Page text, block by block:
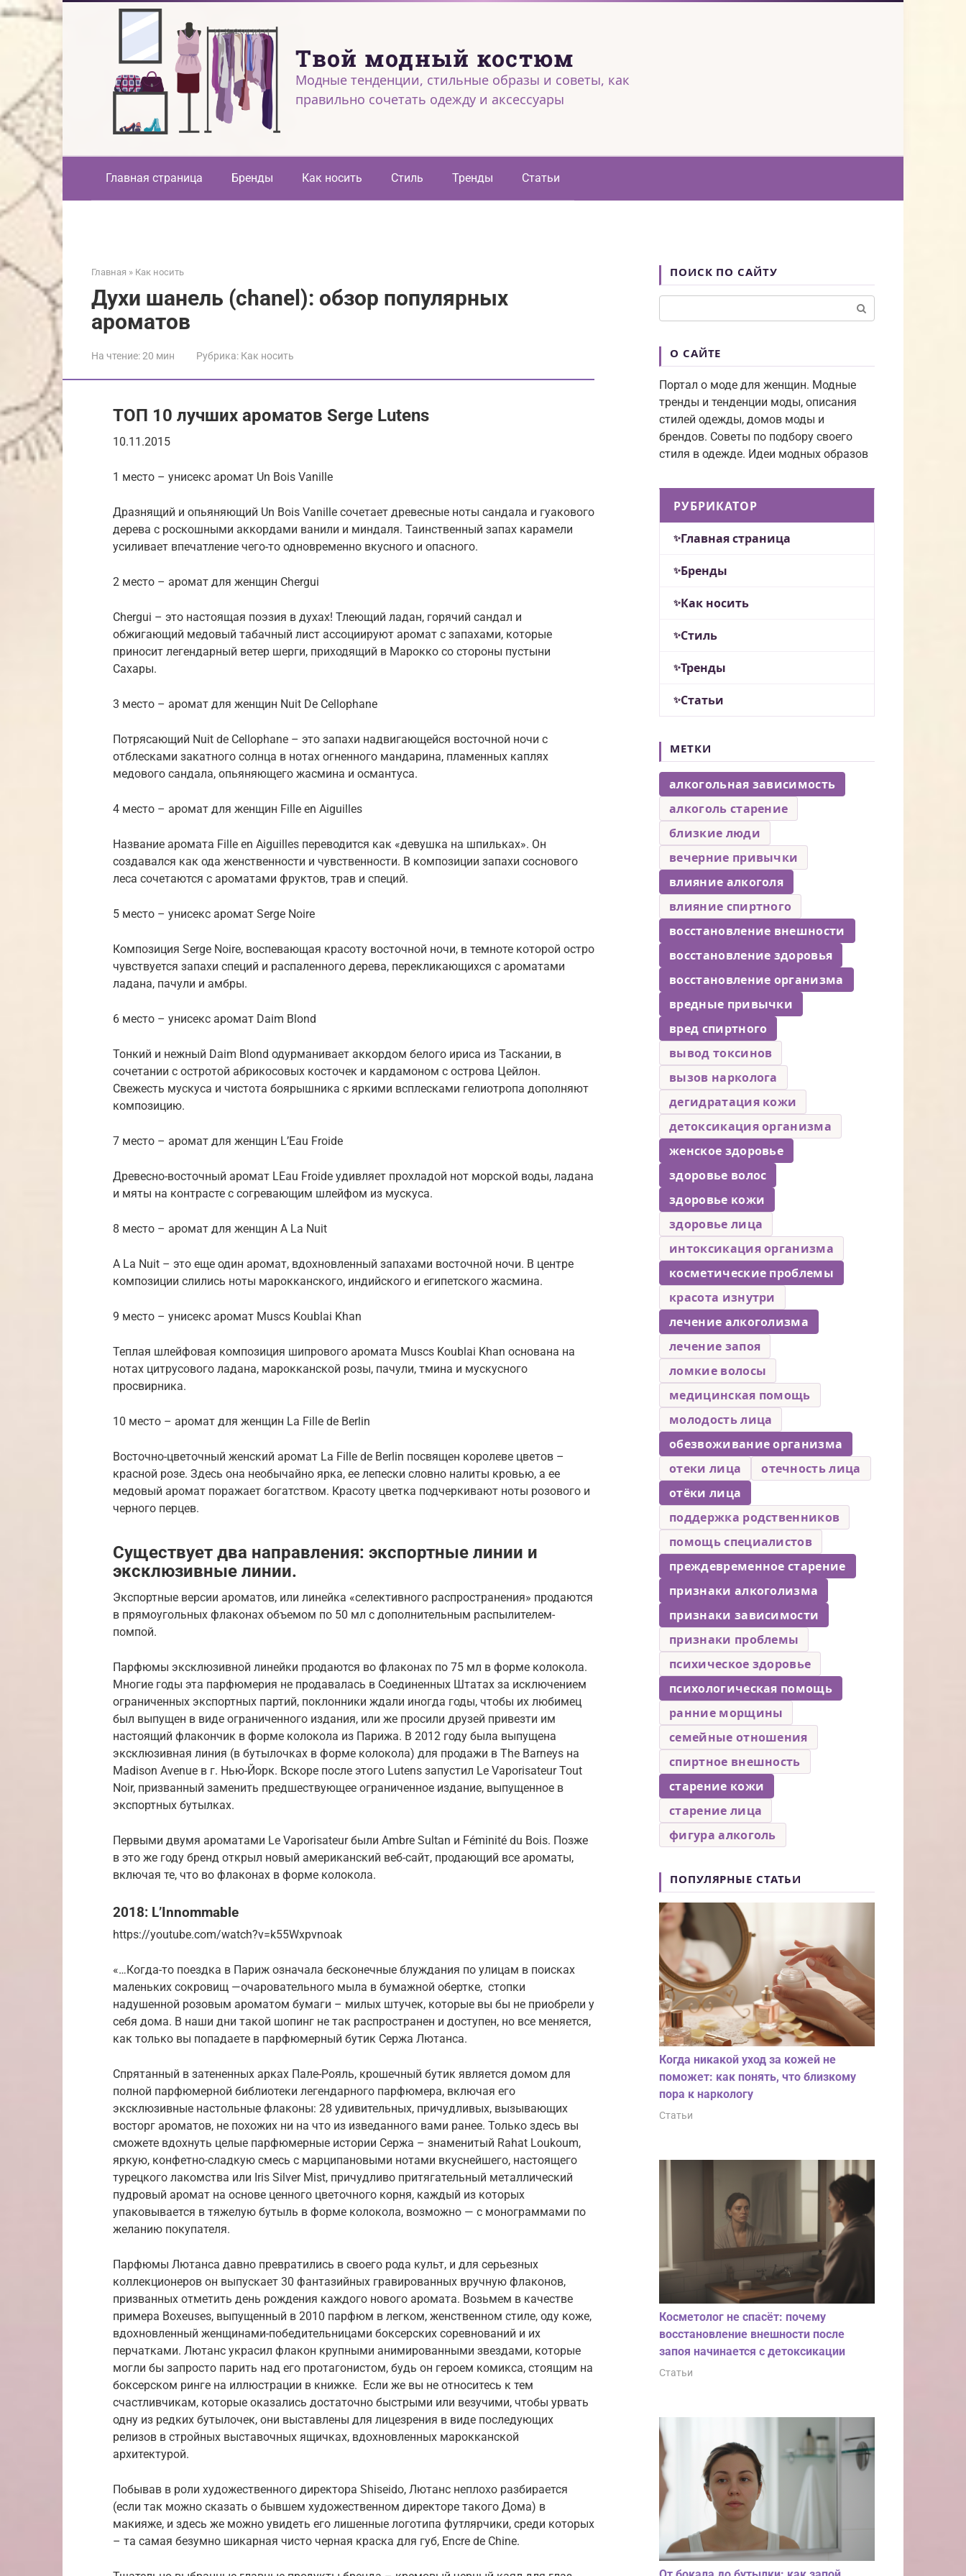
Перейти
Твой модный костюм
Модные тенденции, стильные образы и советы, как
правильно сочетать одежду и аксессуары
Главная страница Бренды Как носить Стиль Тренды Статьи
Главная » Как носить
Духи шанель (chanel): обзор популярных
ароматов
На чтение:20 мин Рубрика: Как носить
ТОП 10 лучших ароматов Serge Lutens
10.11.2015
1 место – унисекс аромат Un Bois Vanille
Дразнящий и опьяняющий Un Bois Vanille сочетает древесные ноты сандала и гуакового
дерева с роскошными аккордами ванили и миндаля. Таинственный запах карамели
усиливает впечатление чего-то одновременно вкусного и опасного.
2 место – аромат для женщин Chergui
Chergui – это настоящая поэзия в духах! Тлеющий ладан, горячий сандал и
обжигающий медовый табачный лист ассоциируют аромат с запахами, которые
приносит легендарный ветер шерги, приходящий в Марокко со стороны пустыни
Сахары.
3 место – аромат для женщин Nuit De Cellophane
Потрясающий Nuit de Cellophane – это запахи надвигающейся восточной ночи с
отблесками закатного солнца в нотах огненного мандарина, пламенных каплях
медового сандала, опьяняющего жасмина и османтуса.
4 место – аромат для женщин Fille en Aiguilles
Название аромата Fille en Aiguilles переводится как «девушка на шпильках». Он
создавался как ода женственности и чувственности. В композиции запахи соснового
леса сочетаются с ароматами фруктов, трав и специй.
5 место – унисекс аромат Serge Noire
Композиция Serge Noire, воспевающая красоту восточной ночи, в темноте которой остро
чувствуется запахи специй и распаленного дерева, перекликающихся с ароматами
ладана, пачули и амбры.
6 место – унисекс аромат Daim Blond
Тонкий и нежный Daim Blond одурманивает аккордом белого ириса из Таскании, в
сочетании с остротой абрикосовых косточек и кардамоном с острова Цейлон.
Свежесть мускуса и чистота боярышника с яркими всплесками гелиотропа дополняют
композицию.
7 место – аромат для женщин L’Eau Froide
Древесно-восточный аромат LEau Froide удивляет прохладой нот морской воды, ладана
и мяты на контрасте с согревающим шлейфом из мускуса.
8 место – аромат для женщин A La Nuit
A La Nuit – это еще один аромат, вдохновленный запахами восточной ночи. В центре
композиции слились ноты марокканского, индийского и египетского жасмина.
9 место – унисекс аромат Muscs Koublai Khan
Теплая шлейфовая композиция шипрового аромата Muscs Koublai Khan основана на
нотах цитрусового ладана, марокканской розы, пачули, тмина и мускусного
просвирника.
10 место – аромат для женщин La Fille de Berlin
Восточно-цветочный женский аромат La Fille de Berlin посвящен королеве цветов –
красной розе. Здесь она необычайно ярка, ее лепески словно налиты кровью, а ее
медовый аромат поражает богатством. Красоту цветка подчеркивают ноты розового и
черного перцев.
Существует два направления: экспортные линии и
эксклюзивные линии.
Экспортные версии ароматов, или линейка «селективного распространения» продаются
в прямоугольных флаконах объемом по 50 мл с дополнительным распылителем-
помпой.
Парфюмы эксклюзивной линейки продаются во флаконах по 75 мл в форме колокола.
Многие годы эта парфюмерия не продавалась в Соединенных Штатах за исключением
ограниченных экспортных партий, поклонники ждали иногда годы, чтобы их любимец
был выпущен в виде ограниченного издания, или же просили друзей привезти им
настоящий флакончик в форме колокола из Парижа. В 2012 году была выпущена
эксклюзивная линия (в бутылочках в форме колокола) для продажи в The Barneys на
Madison Avenue в г. Нью-Йорк. Вскоре после этого Lutens запустил Le Vaporisateur Tout
Noir, призванный заменить предшествующее ограниченное издание, выпущенное в
экспортных бутылках.
Первыми двумя ароматами Le Vaporisateur были Ambre Sultan и Féminité du Bois. Позже
в это же году бренд открыл новый американский веб-сайт, продающий все ароматы,
включая те, что во флаконах в форме колокола.
2018: L’Innommable
https://youtube.com/watch?v=k55Wxpvnoak
«…Когда-то поездка в Париж означала бесконечные блуждания по улицам в поисках
маленьких сокровищ —очаровательного мыла в бумажной обертке, стопки
надушенной розовым ароматом бумаги – милых штучек, которые вы бы не приобрели у
себя дома. В наши дни такой шопинг не так распространен и доступен, но все меняется,
как только вы попадаете в парфюмерный бутик Сержа Лютанса.
Спрятанный в затененных арках Пале-Рояль, крошечный бутик является домом для
полной парфюмерной библиотеки легендарного парфюмера, включая его
эксклюзивные настольные флаконы: 28 удивительных, причудливых, вызывающих
восторг ароматов, не похожих ни на что из изведанного вами ранее. Только здесь вы
сможете вдохнуть целые парфюмерные истории Сержа – знаменитый Rahat Loukoum,
яркую, конфетно-сладкую смесь с марципановыми нотами вкуснейшего, настоящего
турецкого лакомства или Iris Silver Mist, причудливо притягательный металлический
пудровый аромат на основе ценного цветочного корня, каждый из которых
упаковывается в тяжелую бутыль в форме колокола, возможно — с монограммами по
желанию покупателя.
Парфюмы Лютанса давно превратились в своего рода культ, и для серьезных
коллекционеров он выпускает 30 фантазийных гравированных вручную флаконов,
призванных отметить день рождения каждого нового аромата. Возьмем в качестве
примера Boxeuses, выпущенный в 2010 парфюм в легком, женственном стиле, оду коже,
вдохновленный женщинами-победительницами боксерских соревнований и их
перчатками. Лютанс украсил флакон крупными анимированными звездами, которые
могли бы запросто парить над его протагонистом, будь он героем комикса, стоящим на
боксерском ринге на иллюстрации в книжке. Если же вы не относитесь к тем
счастливчикам, которые оказались достаточно быстрыми или везучими, чтобы урвать
одну из редких бутылочек, они выставлены для лицезрения в виде последующих
релизов в стройных выставочных ящичках, вдохновленных марокканской
архитектурой.
Побывав в роли художественного директора Shiseido, Лютанс неплохо разбирается
(если так можно сказать о бывшем художественном директоре такого Дома) в
макияже, и здесь же можно увидеть его лишенные логотипа футлярчики, среди которых
– та самая безумно шикарная чисто черная краска для губ, Encre de Chine.
ПОИСК ПО САЙТУ
О САЙТЕ
Портал о моде для женщин. Модные
тренды и тенденции моды, описания
стилей одежды, домов моды и
брендов. Советы по подбору своего
стиля в одежде. Идеи модных образов
РУБРИКАТОР
Главная страница
Бренды
Как носить
Стиль
Тренды
Статьи
МЕТКИ
алкогольная зависимость
алкоголь старение
близкие люди
вечерние привычки
влияние алкоголя
влияние спиртного
восстановление внешности
восстановление здоровья
восстановление организма
вредные привычки
вред спиртного
вывод токсинов
вызов нарколога
дегидратация кожи
детоксикация организма
женское здоровье
здоровье волос
здоровье кожи
здоровье лица
интоксикация организма
косметические проблемы
красота изнутри
лечение алкоголизма
лечение запоя
ломкие волосы
медицинская помощь
молодость лица
обезвоживание организма
отеки лица
отечность лица
отёки лица
поддержка родственников
помощь специалистов
преждевременное старение
признаки алкоголизма
признаки зависимости
признаки проблемы
психическое здоровье
психологическая помощь
ранние морщины
семейные отношения
спиртное внешность
старение кожи
старение лица
фигура алкоголь
ПОПУЛЯРНЫЕ СТАТЬИ
Когда никакой уход за кожей не
поможет: как понять, что близкому
пора к наркологу
Статьи
Косметолог не спасёт: почему
восстановление внешности после
запоя начинается с детоксикации
Статьи